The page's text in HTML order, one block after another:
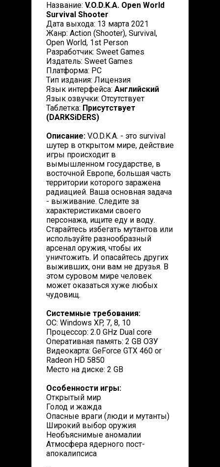
Название: V.O.D.K.A. Open World
Survival Shooter
Дата выхода: 13 марта 2021
Жанр: Action (Shooter), Survival,
Open World, 1st Person
Разработчик: Sweet Games
Издатель: Sweet Games
Платформа: PC
Тип издания: Лицензия
Язык интерфейса: Английский
Язык озвучки: Отсутствует
Таблетка: Присутствует
(DARKSiDERS)
Описание: V.O.D.K.A. - это survival
шутер в открытом мире, действие
игры происходит в
вымышленном государстве, в
восточной Европе, большая часть
территории которого заражена
радиацией. Ваша основная задача
- выживание. Следите за
характеристиками своего
персонажа, ищите еду и воду.
Старайтесь избегать мутантов или
используйте разнообразный
арсенал оружия, чтобы их
уничтожить. И опасайтесь других
выживших, они вам не друзья. В
этом суровом мире человек
может оказаться хуже любых
чудовищ.
Системные требования:
ОС: Windows XP, 7, 8, 10
Процессор: 2.0 GHz Dual core
Оперативная память: 2 GB ОЗУ
Видеокарта: GeForce GTX 460 or
Radeon HD 5850
Место на диске: 2 GB
Особенности игры:
Открытый мир
Голод и жажда
Опасные враги (люди и мутанты)
Широкий выбор оружия
Необъяснимые аномалии
Атмосфера ядерного пост-
апокалипсиса